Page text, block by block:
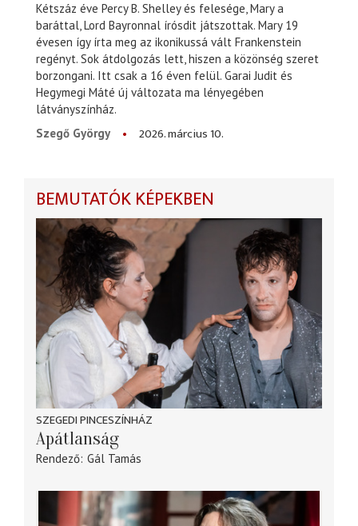
Kétszáz éve Percy B. Shelley és felesége, Mary a
baráttal, Lord Bayronnal írósdit játszottak. Mary 19
évesen így írta meg az ikonikussá vált Frankenstein
regényt. Sok átdolgozás lett, hiszen a közönség szeret
borzongani. Itt csak a 16 éven felül. Garai Judit és
Hegymegi Máté új változata ma lényegében
látványszínház.
Szegő György
2026. március 10.
BEMUTATÓK KÉPEKBEN
SZEGEDI PINCESZÍNHÁZ
Apátlanság
Rendező Gál Tamás